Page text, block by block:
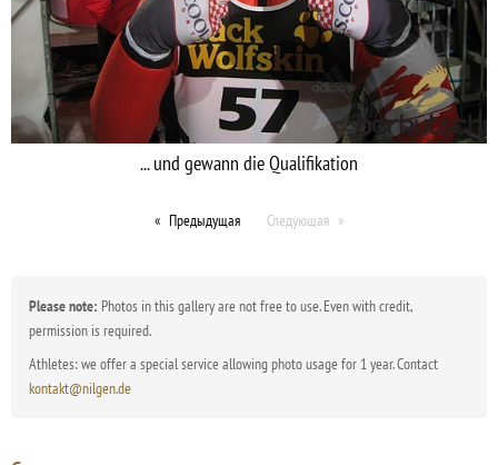
... und gewann die Qualifikation
Предыдущая Следующая
Please note: Photos in this gallery are not free to use. Even with credit,
permission is required.
Athletes: we offer a special service allowing photo usage for 1 year. Contact
kontakt@nilgen.de